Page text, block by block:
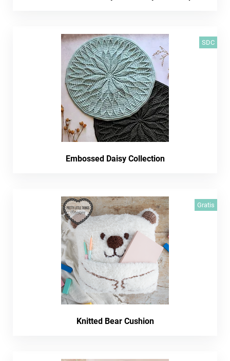
SDC
Embossed Daisy Collection
Gratis
Knitted Bear Cushion